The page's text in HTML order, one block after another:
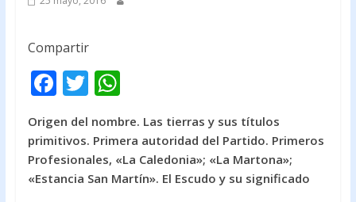
Compartir
F
ac
e
b
o
T
itt
er
W
h
at
s
A
Origen del nombre. Las tierras y sus títulos
primitivos. Primera autoridad del Partido. Primeros
Profesionales, «La Caledonia»; «La Martona»;
«Estancia San Martín». El Escudo y su significado